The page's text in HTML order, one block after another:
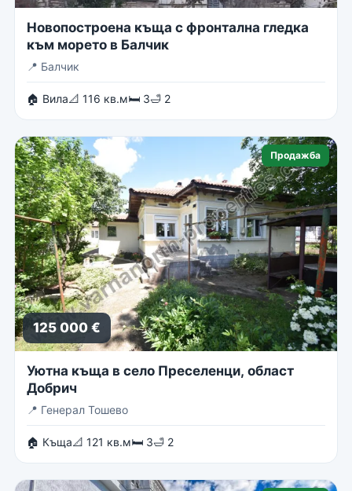
Новопостроена къща с фронтална гледка
към морето в Балчик
📍 Балчик
🏠 Вила📐 116 кв.м🛏 3🛁 2
Продажба
125 000 €
Уютна къща в село Преселенци, област
Добрич
📍 Генерал Тошево
🏠 Къща📐 121 кв.м🛏 3🛁 2